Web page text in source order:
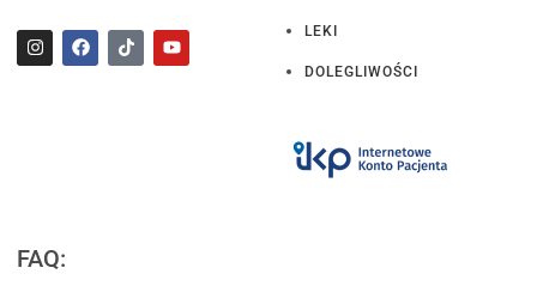
LEKI
DOLEGLIWOŚCI
FAQ: